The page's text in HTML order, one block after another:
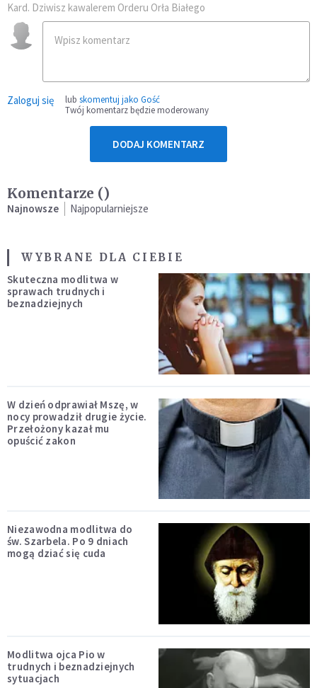
Kard. Dziwisz kawalerem Orderu Orła Białego
Zaloguj się lub skomentuj jako Gość
Twój komentarz będzie moderowany
DODAJ KOMENTARZ
Komentarze ()
Najnowsze Najpopularniejsze
WYBRANE DLA CIEBIE
Skuteczna modlitwa w
sprawach trudnych i
beznadziejnych
W dzień odprawiał Mszę, w
nocy prowadził drugie życie.
Przełożony kazał mu
opuścić zakon
Niezawodna modlitwa do
św. Szarbela. Po 9 dniach
mogą dziać się cuda
Modlitwa ojca Pio w
trudnych i beznadziejnych
sytuacjach